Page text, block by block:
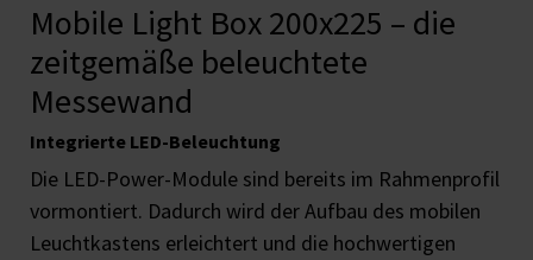
Mobile Light Box 200x225 – die
zeitgemäße beleuchtete
Messewand
Integrierte LED-Beleuchtung
Die LED-Power-Module sind bereits im Rahmenprofil
vormontiert. Dadurch wird der Aufbau des mobilen
Leuchtkastens erleichtert und die hochwertigen